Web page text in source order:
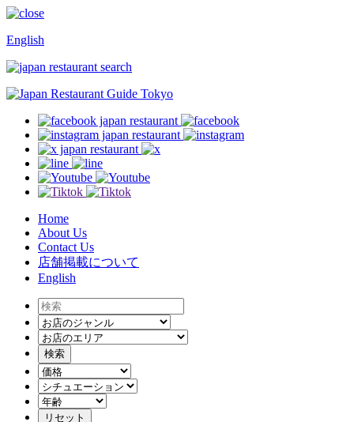
English
Home
About Us
Contact Us
店舗掲載について
English